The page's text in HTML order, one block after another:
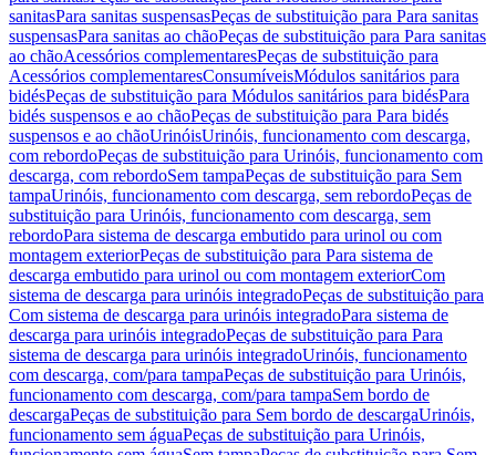
sanitasPara sanitas suspensasPeças de substituição para Para sanitas
suspensasPara sanitas ao chãoPeças de substituição para Para sanitas
ao chãoAcessórios complementaresPeças de substituição para
Acessórios complementaresConsumíveisMódulos sanitários para
bidésPeças de substituição para Módulos sanitários para bidésPara
bidés suspensos e ao chãoPeças de substituição para Para bidés
suspensos e ao chãoUrinóisUrinóis, funcionamento com descarga,
com rebordoPeças de substituição para Urinóis, funcionamento com
descarga, com rebordoSem tampaPeças de substituição para Sem
tampaUrinóis, funcionamento com descarga, sem rebordoPeças de
substituição para Urinóis, funcionamento com descarga, sem
rebordoPara sistema de descarga embutido para urinol ou com
montagem exteriorPeças de substituição para Para sistema de
descarga embutido para urinol ou com montagem exteriorCom
sistema de descarga para urinóis integradoPeças de substituição para
Com sistema de descarga para urinóis integradoPara sistema de
descarga para urinóis integradoPeças de substituição para Para
sistema de descarga para urinóis integradoUrinóis, funcionamento
com descarga, com/para tampaPeças de substituição para Urinóis,
funcionamento com descarga, com/para tampaSem bordo de
descargaPeças de substituição para Sem bordo de descargaUrinóis,
funcionamento sem águaPeças de substituição para Urinóis,